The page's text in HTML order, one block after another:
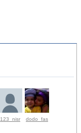
123_nisr dodo_fas